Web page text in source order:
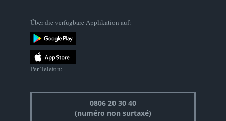
Über die verfügbare Applikation auf:
Per Telefon:
0806 20 30 40
(numéro non surtaxé)